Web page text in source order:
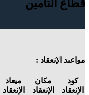
قطاع التأمين
مواعيد الإنعقاد :
كود
الإنعقاد
مكان
الإنعقاد
ميعاد
الإنعقاد